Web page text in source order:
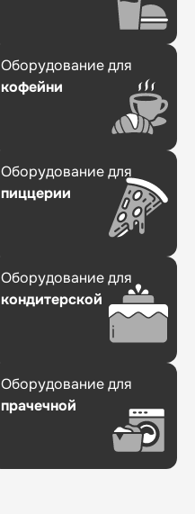
Оборудование для
кофейни
Оборудование для
пиццерии
Оборудование для
кондитерской
Оборудование для
прачечной